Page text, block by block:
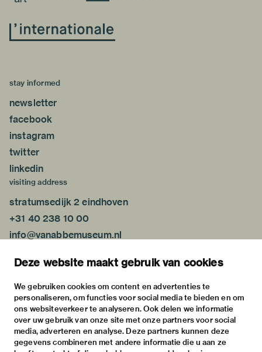
Deze website maakt gebruik van cookies
We gebruiken cookies om content en advertenties te
personaliseren, om functies voor social media te bieden en om
ons websiteverkeer te analyseren. Ook delen we informatie
over uw gebruik van onze site met onze partners voor social
media, adverteren en analyse. Deze partners kunnen deze
gegevens combineren met andere informatie die u aan ze
stay informed
newsletter
facebook
instagram
twitter
linkedin
visiting address
stratumsedijk 2 eindhoven
+31 40 238 10 00
info@vanabbemuseum.nl
exhibitions
activities
practical information
about
the museum